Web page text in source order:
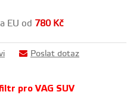
EU od 780 Kč
Poslat dotaz
pro VAG SUV